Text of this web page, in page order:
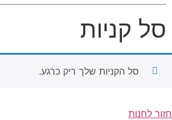
סל קניות
סל הקניות שלך ריק כרגע.
חזור לחנות